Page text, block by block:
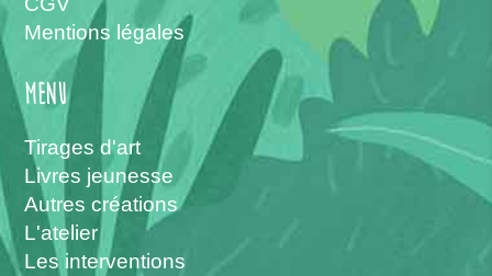
Mentions légales
menu
Tirages d'art
Livres jeunesse
Autres créations
L'atelier
Les interventions